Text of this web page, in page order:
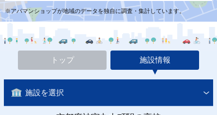
※アパマンショップが地域のデータを独自に調査・集計しています。
トップ 施設情報
施設を選択